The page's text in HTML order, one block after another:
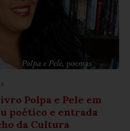
Polpa e Pele em
poético e entrada
da Cultura